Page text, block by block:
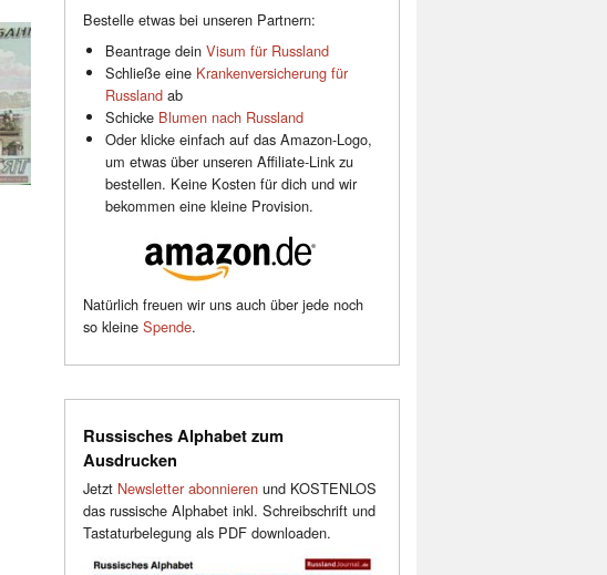
Bestelle etwas bei unseren Partnern:
Beantrage dein Visum für Russland
Schließe eine Krankenversicherung für
Russlandab
Schicke Blumen nach Russland
Oder klicke einfach auf das Amazon-Logo,
um etwas über unseren Affiliate-Link zu
bestellen. Keine Kosten für dich und wir
bekommen eine kleine Provision.
Natürlich freuen wir uns auch über jede noch
so kleine Spende.
Russisches Alphabet zum
Ausdrucken
Jetzt Newsletter abonnierenund KOSTENLOS
das russische Alphabet inkl. Schreibschrift und
Tastaturbelegung als PDF downloaden.